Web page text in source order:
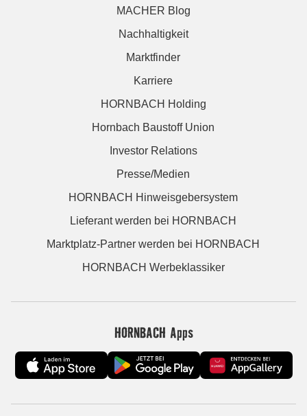
MACHER Blog
Nachhaltigkeit
Marktfinder
Karriere
HORNBACH Holding
Hornbach Baustoff Union
Investor Relations
Presse/Medien
HORNBACH Hinweisgebersystem
Lieferant werden bei HORNBACH
Marktplatz-Partner werden bei HORNBACH
HORNBACH Werbeklassiker
HORNBACH Apps